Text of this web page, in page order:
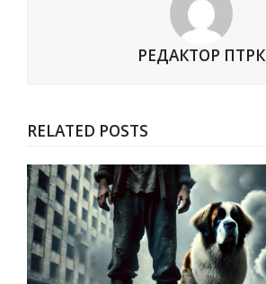
РЕДАКТОР ПТРК
RELATED POSTS